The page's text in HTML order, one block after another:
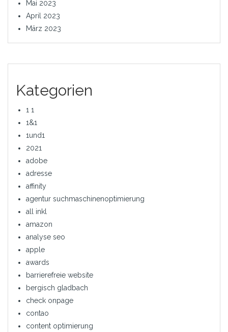
Mai 2023
April 2023
März 2023
Kategorien
1 1
1&1
1und1
2021
adobe
adresse
affinity
agentur suchmaschinenoptimierung
all inkl
amazon
analyse seo
apple
awards
barrierefreie website
bergisch gladbach
check onpage
contao
content optimierung